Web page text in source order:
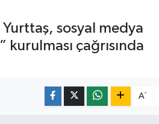
sosyal medya
kurulması çağrısında
A-